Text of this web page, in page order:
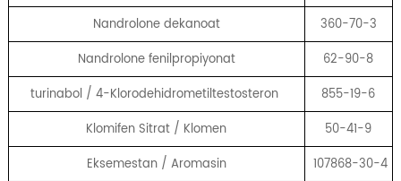
Nandrolone dekanoat
360-70-3
Nandrolone fenilpropiyonat
62-90-8
turinabol / 4-Klorodehidrometiltestosteron
855-19-6
Klomifen Sitrat / Klomen
50-41-9
Eksemestan / Aromasin
107868-30-4